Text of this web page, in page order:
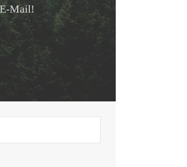
Mail!